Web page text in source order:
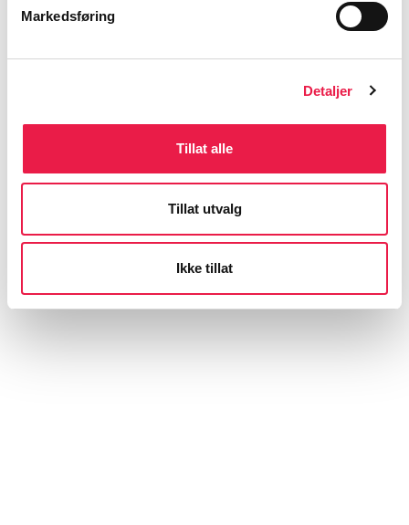
Markedsføring
Detaljer
Tillat alle
Tillat utvalg
Ikke tillat